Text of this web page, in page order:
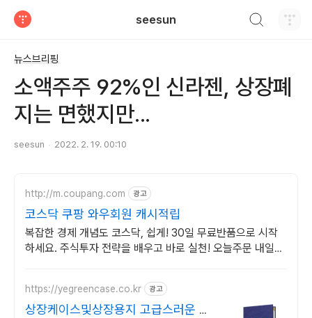
seesun
뉴스브리핑
소액주주 92%인 신라젠, 상장폐
지는 면했지만...
seesun 2022. 2. 19. 00:10
http://m.coupang.com 광고
코스닥 쿠팡 와우회원 캐시적립
복잡한 경제 개념도 코스닥, 쉽게! 30일 무료반품으로 시작
하세요. 주식투자 전략을 배우고 바로 실천! 오늘주문 내일도
https://yegreencase.co.kr 광고
상장케이스및상장용지 고급스러운 차